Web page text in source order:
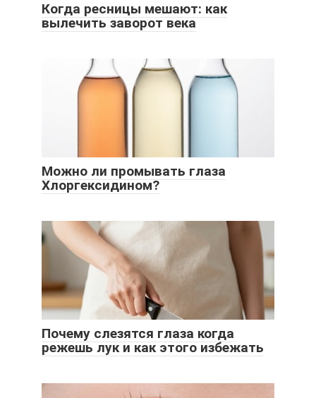
Когда ресницы мешают: как
вылечить заворот века
Можно ли промывать глаза
Хлоргексидином?
Почему слезятся глаза когда
режешь лук и как этого избежать